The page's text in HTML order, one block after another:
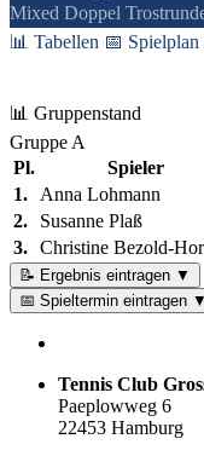
Mixed Doppel
📊 Tabellen 📅 Spielplan
📊 Gruppenstand
Gruppe A
Pl.
Spieler
1.
Anna Lohmann
2.
Susanne Plaß
3. Christine Bezold-
📝 Ergebnis eintragen ▼
📅 Spieltermin eintragen ▼
Tennis Club
Paeplowweg 6
22453 Hamburg